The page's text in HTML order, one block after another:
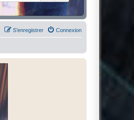
Connexion
S’enregistrer